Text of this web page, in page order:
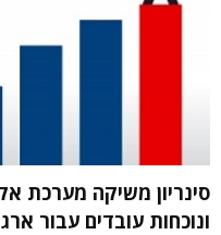
סינריון משיקה מערכת
ונוכחות עובדים עבור